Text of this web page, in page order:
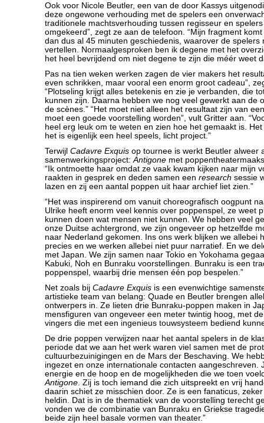
Ook voor Nicole Beutler, een van de door Kassys
deze ongewone verhouding met de spelers een
traditionele machtsverhouding tussen regisseur en
omgekeerd”, zegt ze aan de telefoon. “Mijn fragment
dan dus al 45 minuten geschiedenis, waarover de spelers
vertellen. Normaalgesproken ben ik degene met het
het heel bevrijdend om niet degene te zijn die méér weet
Pas na tien weken werken zagen de vier makers het
even schrikken, maar vooral een enorm groot cadeau”,
“Plotseling krijgt alles betekenis en zie je verbanden, die
kunnen zijn. Daarna hebben we nog veel gewerkt aan de
de scènes.” “Het moet niet alleen het resultaat zijn van
moet een goede voorstelling worden”, vult Gritter aan.
heel erg leuk om te weten en zien hoe het gemaakt is.
het is eigenlijk een heel speels, licht project.”
Terwijl Cadavre Exquis op tournee is werkt Beutler alweer
samenwerkingsproject:Antigone met
“Ik ontmoette haar omdat ze vaak kwam kijken naar mijn
raakten in gesprek en deden samen een research sessie
lazen en zij een aantal poppen uit haar archief liet zien.”
“Het was inspirerend om vanuit choreografisch oogpunt
Ulrike heeft enorm veel kennis over poppenspel, ze weet
kunnen doen wat mensen niet kunnen. We hebben veel
onze Duitse achtergrond, we zijn ongeveer op hetzelfde
naar Nederland gekomen. Ins ons werk blijken we allebei
precies en we werken allebei niet puur narratief. En we
met Japan. We zijn samen naar Tokio en Yokohama
Kabuki, Noh en Bunraku voorstellingen. Bunraku is een
poppenspel, waarbij drie mensen één pop bespelen.”
Net zoals bij Cadavre Exquis is een evenwichtige
artistieke team van belang: Quade en Beutler brengen
ontwerpers in. Ze lieten drie Bunraku-poppen maken in
mensfiguren van ongeveer een meter twintig hoog, met
vingers die met een ingenieus touwsysteem bediend
De drie poppen verwijzen naar het aantal spelers in de
periode dat we aan het werk waren viel samen met de
cultuurbezuinigingen en de Mars der Beschaving. We
ingezet en onze internationale contacten aangeschreven.
energie en de hoop en de mogelijkheden die we toen
Antigone. Zij is toch iemand die zich uitspreekt en vrij
daarin schiet ze misschien door. Ze is een fanaticus,
heldin. Dat is in de thematiek van de voorstelling terecht
vonden we de combinatie van Bunraku en Griekse
beide zijn heel basale vormen van theater.”